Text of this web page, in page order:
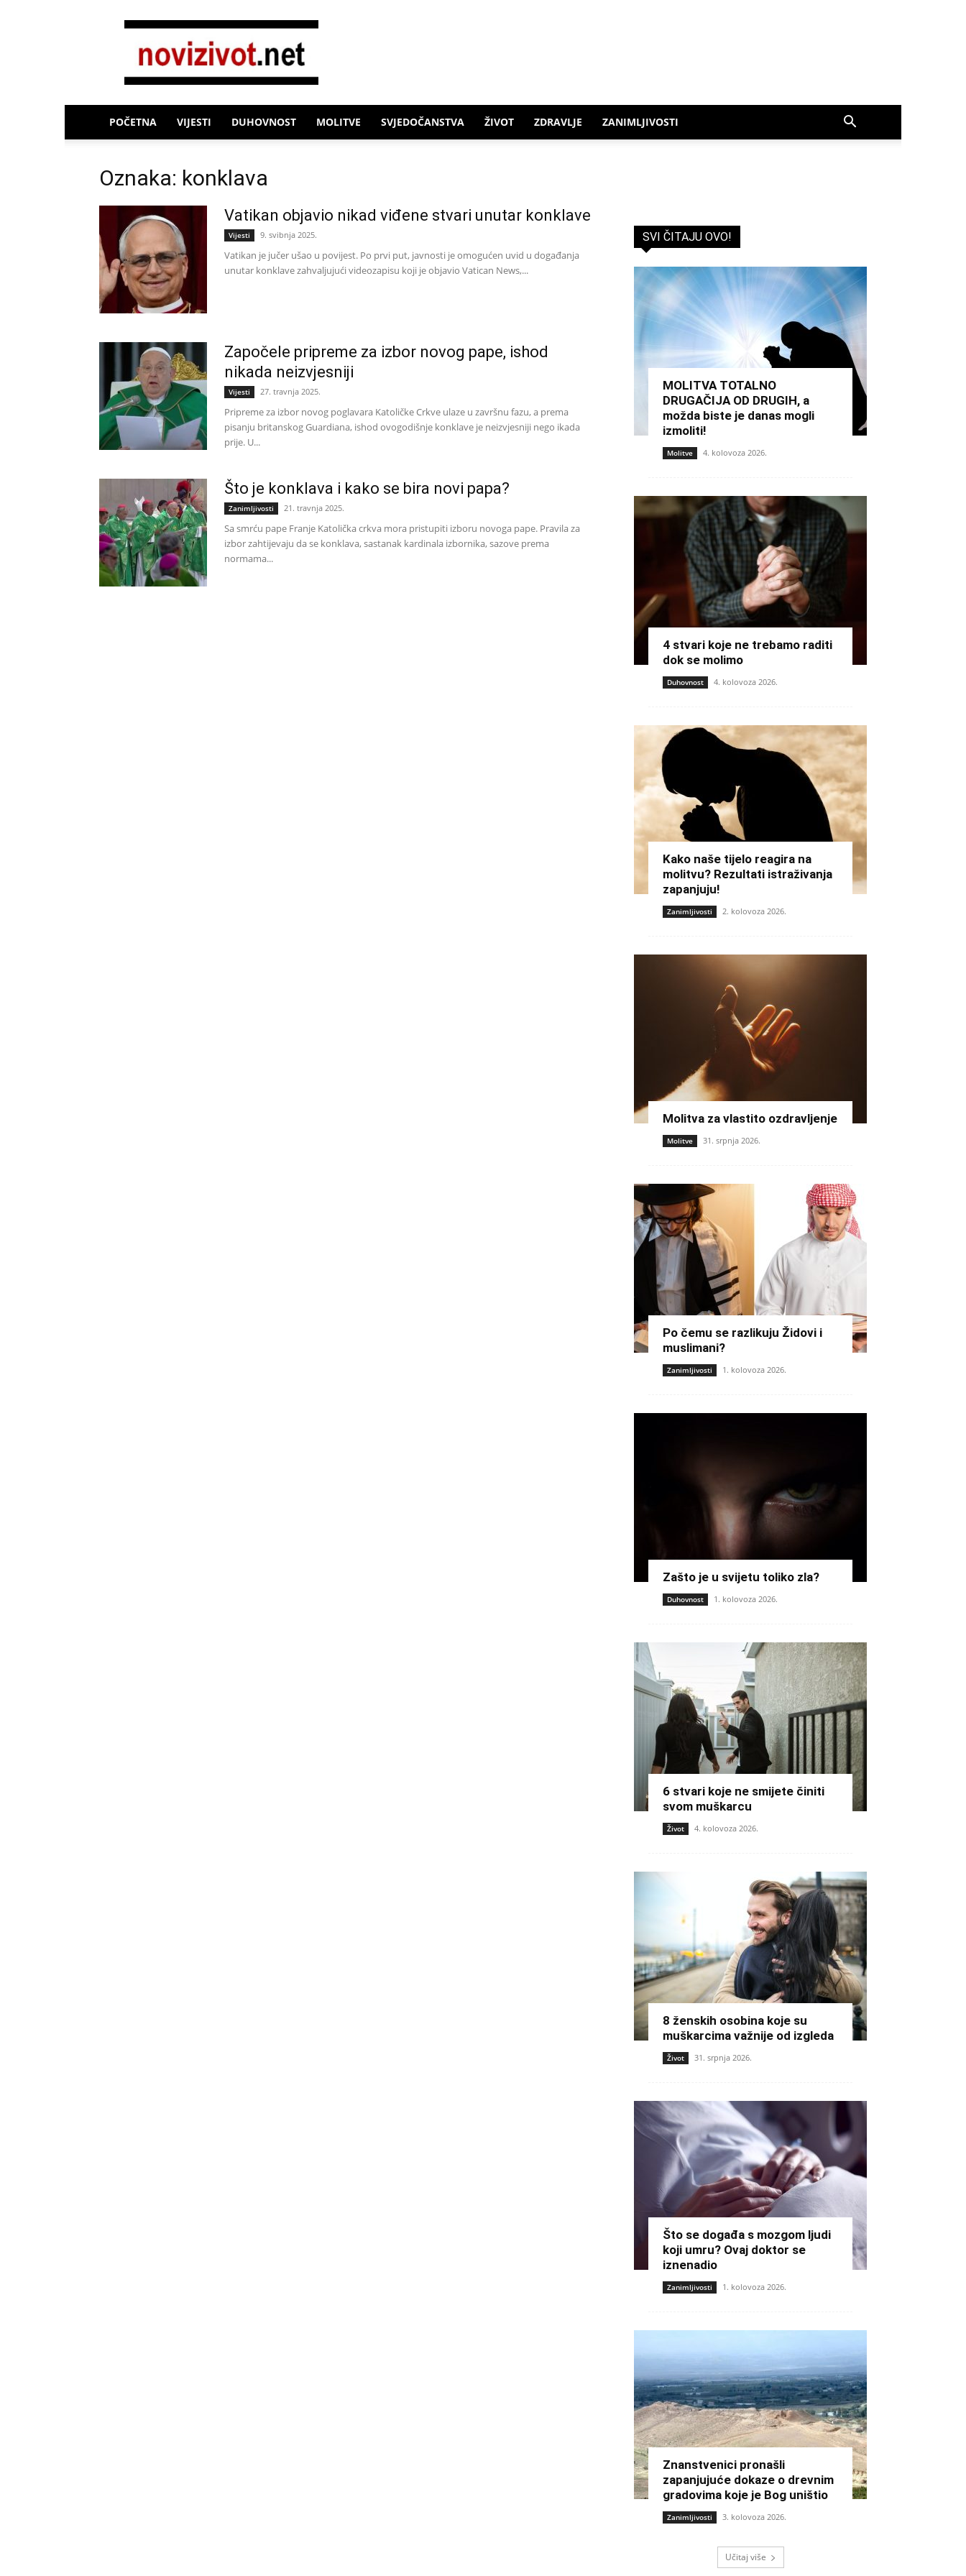
Novi
POČETNA VIJESTI DUHOVNOST MOLITVE SVJEDOČANSTVA ŽIVOT ZDRAVLJE ZANIMLJIVOSTI
Oznaka: konklava
Vatikan objavio nikad viđene stvari unutar konklave
Vijesti 9. svibnja 2025.
Vatikan je jučer ušao u povijest. Po prvi put, javnosti je omogućen uvid u događanja
unutar konklave zahvaljujući videozapisu koji je objavio Vatican News,...
Započele pripreme za izbor novog pape, ishod
nikada neizvjesniji
Vijesti 27. travnja 2025.
Pripreme za izbor novog poglavara Katoličke Crkve ulaze u završnu fazu, a prema
pisanju britanskog Guardiana, ishod ovogodišnje konklave je neizvjesniji nego ikada
prije. U...
Što je konklava i kako se bira novi papa?
Zanimljivosti 21. travnja 2025.
Sa smrću pape Franje Katolička crkva mora pristupiti izboru novoga pape. Pravila za
izbor zahtijevaju da se konklava, sastanak kardinala izbornika, sazove prema
normama...
SVI ČITAJU OVO!
MOLITVA TOTALNO
DRUGAČIJA OD DRUGIH, a
možda biste je danas mogli
izmoliti!
Molitve 4. kolovoza 2026.
4 stvari koje ne trebamo raditi
dok se molimo
Duhovnost 4. kolovoza 2026.
Kako naše tijelo reagira na
molitvu? Rezultati istraživanja
zapanjuju!
Zanimljivosti 2. kolovoza 2026.
Molitva za vlastito ozdravljenje
Molitve 31. srpnja 2026.
Po čemu se razlikuju Židovi i
muslimani?
Zanimljivosti 1. kolovoza 2026.
Zašto je u svijetu toliko zla?
Duhovnost 1. kolovoza 2026.
6 stvari koje ne smijete činiti
svom muškarcu
Život 4. kolovoza 2026.
8 ženskih osobina koje su
muškarcima važnije od izgleda
Život 31. srpnja 2026.
Što se događa s mozgom ljudi
koji umru? Ovaj doktor se
iznenadio
Zanimljivosti 1. kolovoza 2026.
Znanstvenici pronašli
zapanjujuće dokaze o drevnim
gradovima koje je Bog uništio
Zanimljivosti 3. kolovoza 2026.
Učitaj više